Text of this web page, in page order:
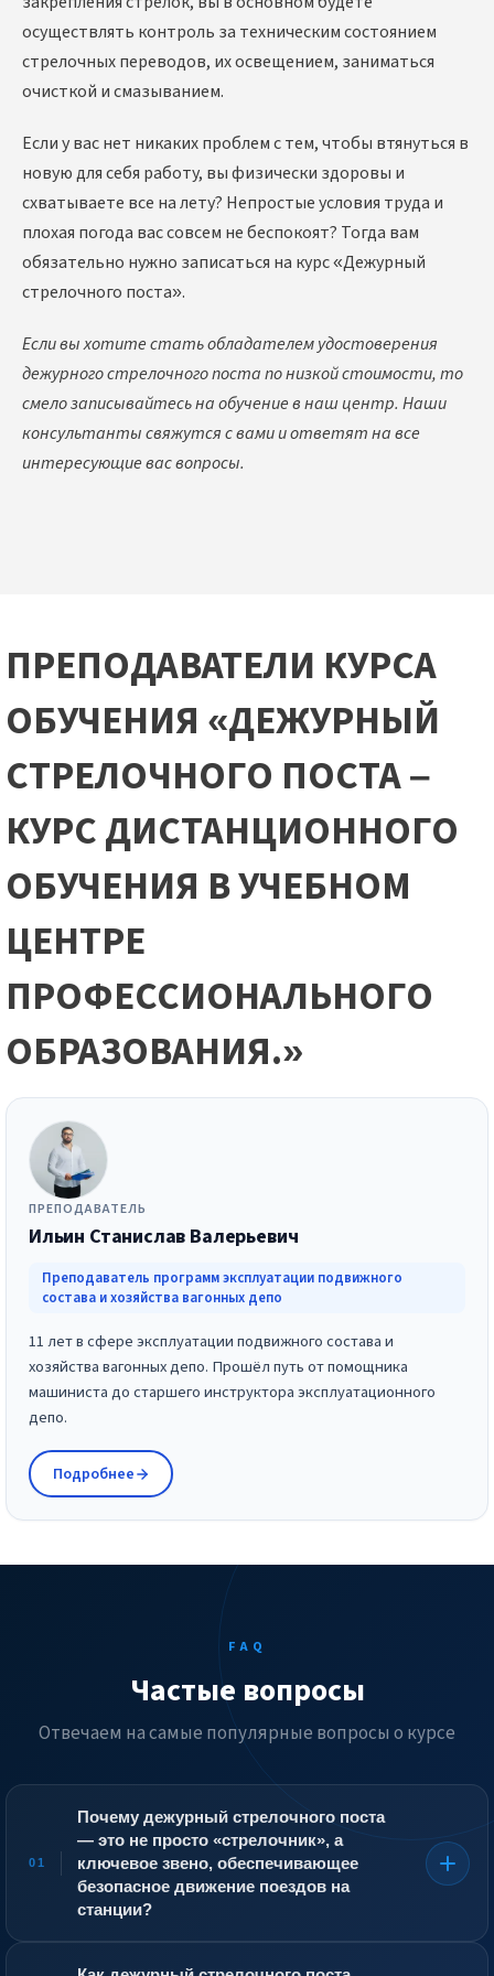
осуществлять контроль за техническим состоянием
стрелочных переводов, их освещением, заниматься
очисткой и смазыванием.
Если у вас нет никаких проблем с тем, чтобы втянуться в
новую для себя работу, вы физически здоровы и
схватываете все на лету? Непростые условия труда и
плохая погода вас совсем не беспокоят? Тогда вам
обязательно нужно записаться на курс «Дежурный
стрелочного поста».
Если вы хотите стать обладателем удостоверения
дежурного стрелочного поста по низкой стоимости, то
смело записывайтесь на обучение в наш центр. Наши
консультанты свяжутся с вами и ответят на все
интересующие вас вопросы.
ПРЕПОДАВАТЕЛИ КУРСА
ОБУЧЕНИЯ «ДЕЖУРНЫЙ
СТРЕЛОЧНОГО ПОСТА –
КУРС ДИСТАНЦИОННОГО
ОБУЧЕНИЯ В УЧЕБНОМ
ЦЕНТРЕ
ПРОФЕССИОНАЛЬНОГО
ОБРАЗОВАНИЯ.»
ПРЕПОДАВАТЕЛЬ
Ильин Станислав Валерьевич
Преподаватель программ эксплуатации подвижного
состава и хозяйства вагонных депо
11 лет в сфере эксплуатации подвижного состава и
хозяйства вагонных депо. Прошёл путь от помощника
машиниста до старшего инструктора эксплуатационного
депо.
Подробнее
FAQ
Частые вопросы
Отвечаем на самые популярные вопросы о курсе
01
Почему дежурный стрелочного поста
— это не просто «стрелочник», а
ключевое звено, обеспечивающее
безопасное движение поездов на
станции?